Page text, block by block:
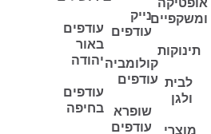
ומשקפיים
תינוקות
לבית
ולגן
מוצרי
נייק
עודפים
קולומביה
עודפים
שופרא
עודפים
עודפים
באור
יהודה
עודפים
בחיפה